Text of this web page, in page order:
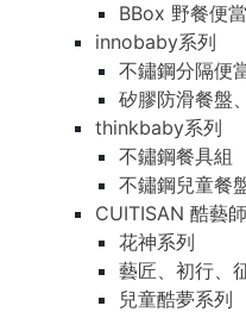
BBox 野餐便
innobaby系列
不鏽鋼分隔便
矽膠防滑餐盤
thinkbaby系列
不鏽鋼餐具組
不鏽鋼兒童餐
CUITISAN 酷藝
花神系列
藝匠、初行、
兒童酷夢系列